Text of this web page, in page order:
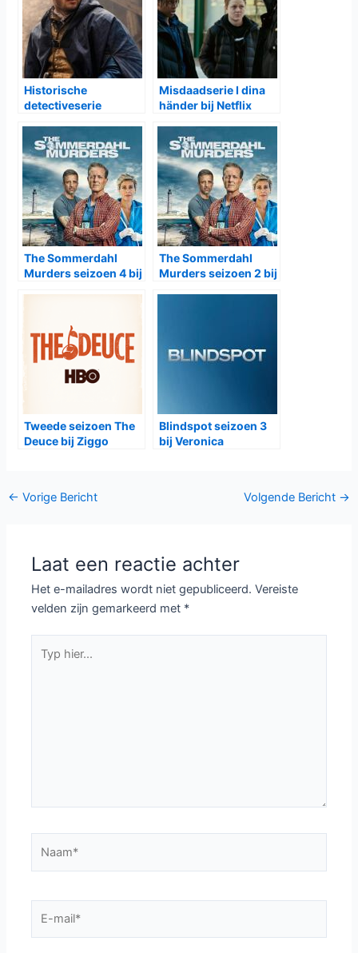
Historische
detectiveserie
Misdaadserie I dina
händer bij Netflix
The Sommerdahl
Murders seizoen 4 bij
The Sommerdahl
Murders seizoen 2 bij
Tweede seizoen The
Deuce bij Ziggo
Blindspot seizoen 3
bij Veronica
Bericht
← Vorige Bericht Volgende Bericht →
Laat een reactie achter
Het e-mailadres wordt niet gepubliceerd. Vereiste
velden zijn gemarkeerd met *
hier...